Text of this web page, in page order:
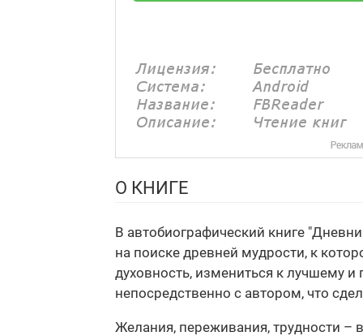
О КНИГЕ
В автобиографический книге
на поиске древней мудрости, к
духовность, измениться к лучшему
непосредственно с автором, что
Желания, переживания, трудности